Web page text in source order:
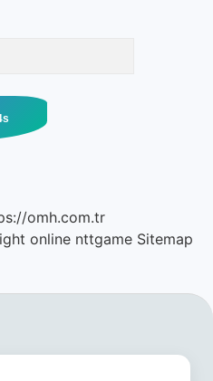
omh.com.tr
online nttgame Sitemap